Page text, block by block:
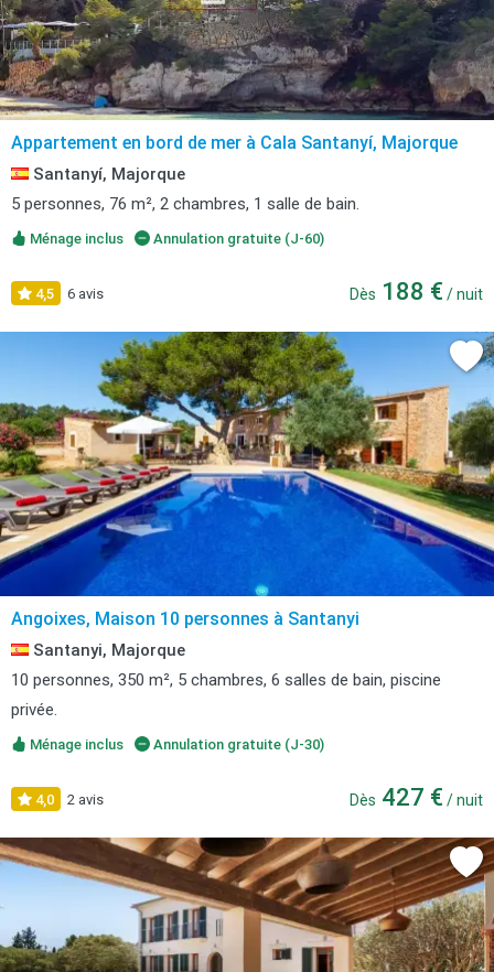
Appartement en bord de mer à Cala Santanyí, Majorque
Santanyí, Majorque
5 personnes, 76 m², 2 chambres, 1 salle de bain.
Ménage inclus Annulation gratuite (J-60)
4,5 6 avis Dès 188 € / nuit
Angoixes, Maison 10 personnes à Santanyi
Santanyi, Majorque
10 personnes, 350 m², 5 chambres, 6 salles de bain, piscine
privée.
Ménage inclus Annulation gratuite (J-30)
4,0 2 avis Dès 427 € / nuit